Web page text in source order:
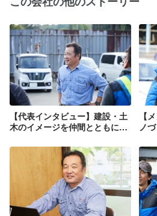
【代表インタビュー】建設・土
木のイメージを仲間とともにス
想いと取り組みを語る。
【
ノ
語